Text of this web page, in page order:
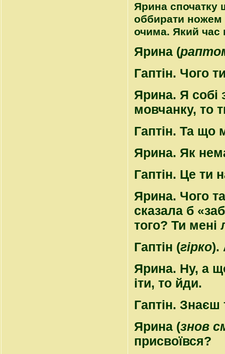
Ярина спочатку
оббирати ножем
очима. Який час
Ярина (
Гаптін. Чого
Ярина. Я собі
мовчанку, то
Гаптін. Та що
Ярина. Як
Гаптін. Це ти
Ярина. Чого
сказала б
того? Ти
Гаптін (гірко).
Ярина. Ну, а
іти, то йди.
Гаптін. Знаєш
Ярина (знов
присвоївся?